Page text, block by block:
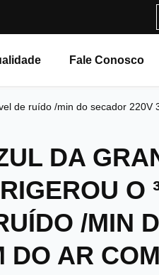
Fale Conosco
de ruído /min do secador 220V
DA
O
/MIN
DO AR